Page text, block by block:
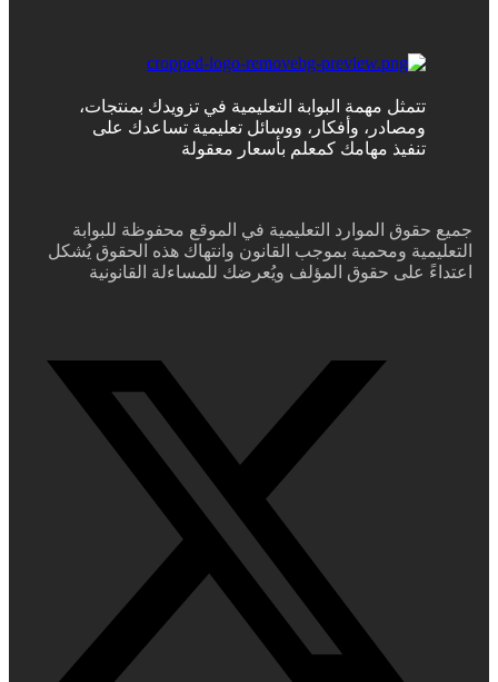
تتمثل مهمة البوابة التعليمية في تزويدك بمنتجات،
ومصادر، وأفكار، ووسائل تعليمية تساعدك على
تنفيذ مهامك كمعلم بأسعار معقولة
جميع حقوق الموارد التعليمية في الموقع محفوظة للبوابة
التعليمية ومحمية بموجب القانون وانتهاك هذه الحقوق يُشكل
اعتداءً على حقوق المؤلف ويُعرضك للمساءلة القانونية